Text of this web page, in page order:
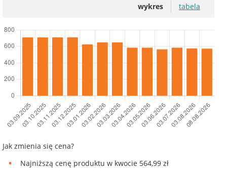
wykres tabela
Jak zmienia się cena?
Najniższą cenę produktu w kwocie 564,99 zł